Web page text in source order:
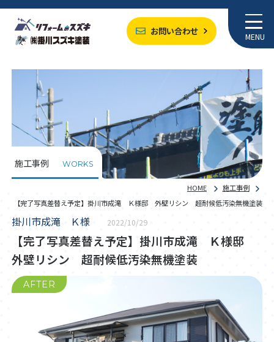
お問い合わせ MENU
施工事例 WORKS
HOME
施工事例
【完了写真差替え予定】掛川市成滝 Ｋ様邸 外壁リシン 超耐候低汚染無機塗装
掛川市成滝 Ｋ様 2022/10/29
【完了写真差替え予定】掛川市成滝 Ｋ様邸
外壁リシン 超耐候低汚染無機塗装
AFTER